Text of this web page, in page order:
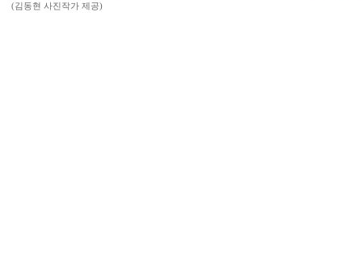
(김동현 사진작가 제공)